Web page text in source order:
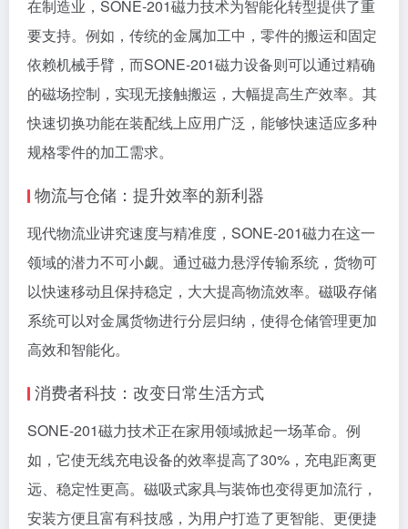
在制造业，SONE-201磁力技术为智能化转型提供了重
要支持。例如，传统的金属加工中，零件的搬运和固定
依赖机械手臂，而SONE-201磁力设备则可以通过精确
的磁场控制，实现无接触搬运，大幅提高生产效率。其
快速切换功能在装配线上应用广泛，能够快速适应多种
规格零件的加工需求。
物流与仓储：提升效率的新利器
现代物流业讲究速度与精准度，SONE-201磁力在这一
领域的潜力不可小觑。通过磁力悬浮传输系统，货物可
以快速移动且保持稳定，大大提高物流效率。磁吸存储
系统可以对金属货物进行分层归纳，使得仓储管理更加
高效和智能化。
消费者科技：改变日常生活方式
SONE-201磁力技术正在家用领域掀起一场革命。例
如，它使无线充电设备的效率提高了30%，充电距离更
远、稳定性更高。磁吸式家具与装饰也变得更加流行，
安装方便且富有科技感，为用户打造了更智能、更便捷